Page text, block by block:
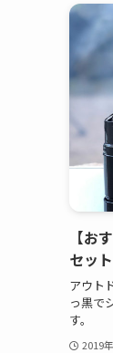
【お
セッ
アウト
っ黒で
す。
2019